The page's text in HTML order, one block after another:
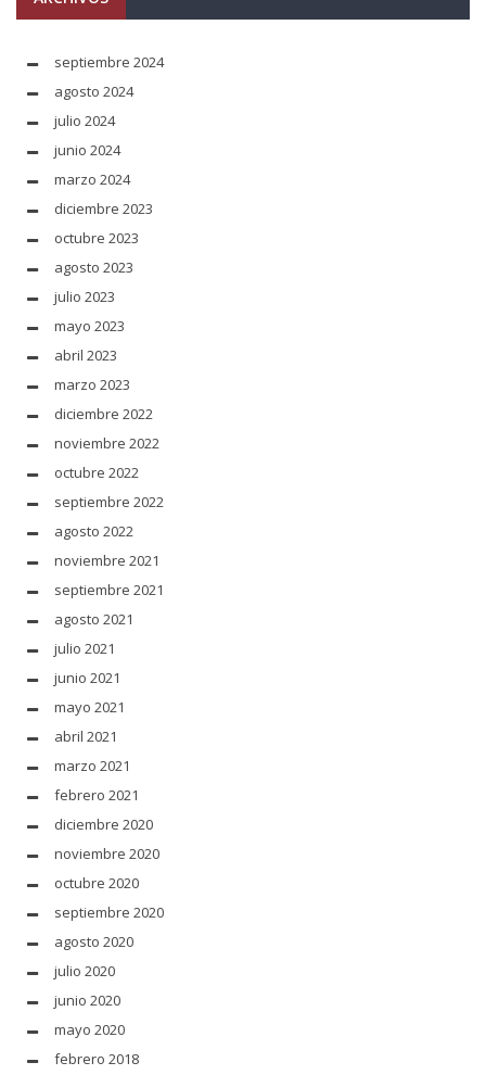
septiembre 2024
agosto 2024
julio 2024
junio 2024
marzo 2024
diciembre 2023
octubre 2023
agosto 2023
julio 2023
mayo 2023
abril 2023
marzo 2023
diciembre 2022
noviembre 2022
octubre 2022
septiembre 2022
agosto 2022
noviembre 2021
septiembre 2021
agosto 2021
julio 2021
junio 2021
mayo 2021
abril 2021
marzo 2021
febrero 2021
diciembre 2020
noviembre 2020
octubre 2020
septiembre 2020
agosto 2020
julio 2020
junio 2020
mayo 2020
febrero 2018